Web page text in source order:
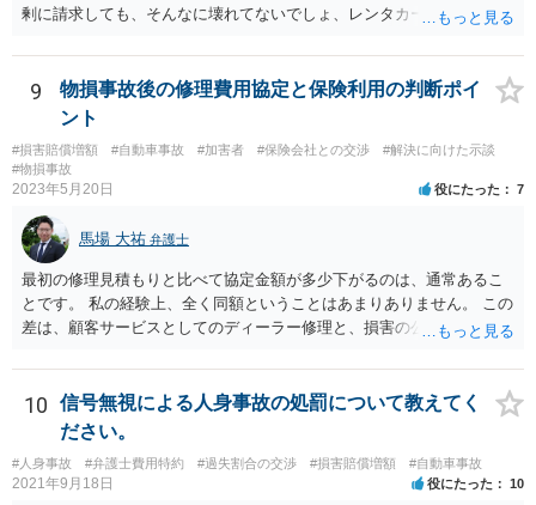
剰に請求しても、そんなに壊れてないでしょ、レンタカーもいらない
ます。 有利かどうか、というご質問は抽象的すぎるというか、何を基
準に回答すればいいのかわからないので 回答が難しいです。 ネット上
で、資料も見ていない中の回答でよければ、 相手からすると３５万円
請求するには３５万円損害出てますよね、というのを裁判で証明しな
いといけないので、 反論となる証拠（３万ぐらいの見積もりとか）が
あるなら、こちらに勝ち目が（ネットでお書きいただいた事情を読む
9
物損事故後の修理費用協定と保険利用の判断ポイ
ント
#損害賠償増額 #自動車事故 #加害者 #保険会社との交渉
#解決に向けた示談
#物損事故
2023年5月20日 役にたった 7
馬場 大祐 弁護士
最初の修理見積もりと比べて協定金額が多少下がるのは、通常あるこ
とです。 私の経験上、全く同額ということはあまりありません。 この
差は、顧客サービスとしてのディーラー修理と、損害の公平な分担と
す。 ですので、もらえる賠償額は協定額が基準になってしまいます。
なお、協定（減額）に応じたのは修理工場の方ですので、修理見積も
りと比較して工賃など下げているところがあれば、返金を交渉してみ
てもよいかもしれませんね。 ただ、法的な権利に基づいて当然に減額
を請求できるものではないので、確実に減額できるとは言い切れない
点にご留意ください。 実際にかかった費用を聞く保険会社の質問の趣
10
信号無視による人身事故の処罰について教えてく
ださい。
#人身事故 #弁護士費用特約 #過失割合の交渉 #損害賠償増額 #自動車事故
2021年9月18日 役にたった 10